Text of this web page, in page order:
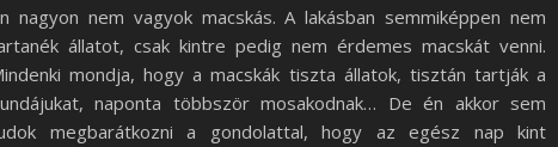
nagyon nem vagyok macskás. A lakásban semmiképpen nem
állatot, csak kintre pedig nem érdemes macskát venni.
mondja, hogy a macskák tiszta állatok, tisztán tartják a
naponta többször mosakodnak… De én akkor sem
megbarátkozni a gondolattal, hogy az egész nap kint